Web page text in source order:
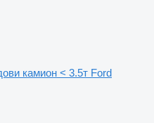
камион < 3.5т Ford